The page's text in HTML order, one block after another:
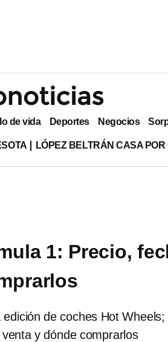
de vida Deportes Negocios
LÓPEZ BELTRÁN CASA
1: Precio,
de coches Hot Wheels;
y dónde comprarlos